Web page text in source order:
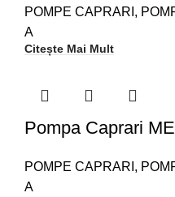
POMPE CAPRARI ,
A
Citește Mai Mult
Pompa Caprari
POMPE CAPRARI ,
A